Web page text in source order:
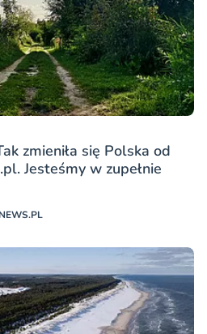
zmieniła się Polska od
Jesteśmy w zupełnie